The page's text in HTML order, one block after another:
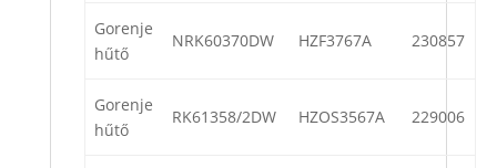
Gorenje
hűtő
NRK60370DW HZF3767A 230857
Gorenje
hűtő
RK61358/2DW HZOS3567A 229006